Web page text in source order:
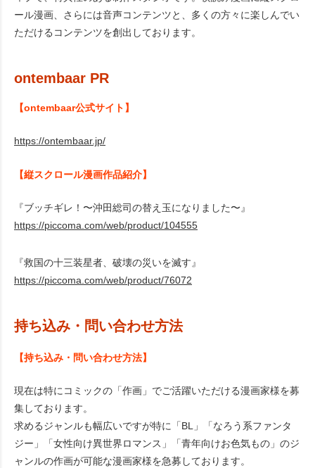
ール漫画、さらには音声コンテンツと、多くの方々に楽しんでい
ただけるコンテンツを創出しております。
ontembaar PR
【ontembaar公式サイト】
https://ontembaar.jp/
【縦スクロール漫画作品紹介】
『ブッチギレ！〜沖田総司の替え玉になりました〜』
https://piccoma.com/web/product/104555
『救国の十三装星者、破壊の災いを滅す』
https://piccoma.com/web/product/76072
持ち込み・問い合わせ方法
【持ち込み・問い合わせ方法】
現在は特にコミックの「作画」でご活躍いただける漫画家様を募
集しております。
求めるジャンルも幅広いですが特に「BL」「なろう系ファンタ
ジー」「女性向け異世界ロマンス」「青年向けお色気もの」のジ
ャンルの作画が可能な漫画家様を急募しております。